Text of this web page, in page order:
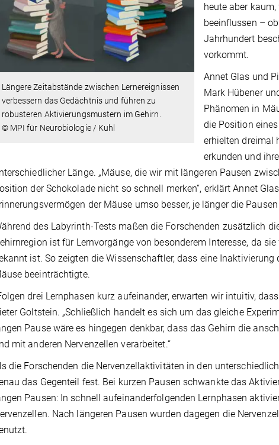
Längere Zeitabstände zwischen Lernereignissen
verbessern das Gedächtnis und führen zu
robusteren Aktivierungsmustern im Gehirn.
© MPI für Neurobiologie / Kuhl
heute aber
beeinflussen –
Jahrhundert
vorkommt.
Annet Glas und
Mark Hübener
Phänomen in
die Position
erhielten dreimal
erkunden und
Länge. „Mäuse, die wir mit längeren Pausen
der Schokolade nicht so schnell merken“, erklärt Annet
der Mäuse umso besser, je länger die Pausen
des Labyrinth-Tests maßen die Forschenden zusätzlich
ist für Lernvorgänge von besonderem Interesse, da
ist. So zeigten die Wissenschaftler, dass eine
beeinträchtigte.
drei Lernphasen kurz aufeinander, erwarten wir intuitiv,
Goltstein. „Schließlich handelt es sich um das gleiche
Pause wäre es hingegen denkbar, dass das Gehirn die
mit anderen Nervenzellen verarbeitet.“
die Forschenden die Nervenzellaktivitäten in den
das Gegenteil fest. Bei kurzen Pausen schwankte das
Pausen: In schnell aufeinanderfolgenden Lernphasen
Nach längeren Pausen wurden dagegen die